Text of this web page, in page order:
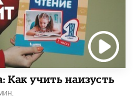
Как учить наизусть